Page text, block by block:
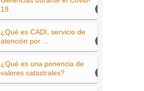
19
¿Qué es CADI, servicio de
atención por ...
¿Qué es una ponencia de
valores catastrales?